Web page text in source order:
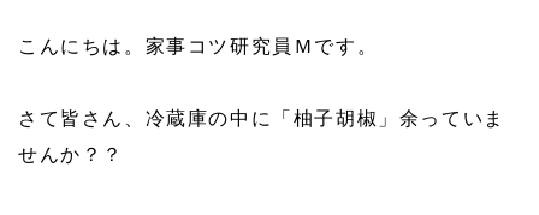
こんにちは。家事コツ研究員Ｍです。
さて皆さん、冷蔵庫の中に「柚子胡椒」余っていま
せんか？？